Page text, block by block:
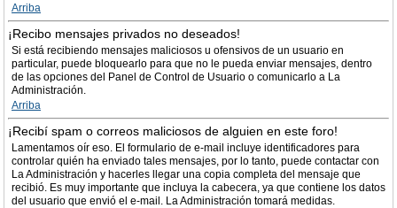
Arriba
¡Recibo mensajes privados no deseados!
Si está recibiendo mensajes maliciosos u ofensivos de un usuario en
particular, puede bloquearlo para que no le pueda enviar mensajes, dentro
de las opciones del Panel de Control de Usuario o comunicarlo a La
Administración.
Arriba
¡Recibí spam o correos maliciosos de alguien en este foro!
Lamentamos oír eso. El formulario de e-mail incluye identificadores para
controlar quién ha enviado tales mensajes, por lo tanto, puede contactar con
La Administración y hacerles llegar una copia completa del mensaje que
recibió. Es muy importante que incluya la cabecera, ya que contiene los datos
del usuario que envió el e-mail. La Administración tomará medidas.